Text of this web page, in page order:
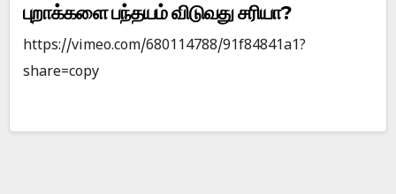
புறாக்களை பந்தயம் விடுவது சரியா?
https://vimeo.com/680114788/91f84841a1?
share=copy